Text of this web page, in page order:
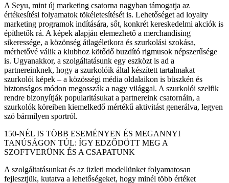
A Seyu, mint új marketing csatorna nagyban támogatja az
értékesítési folyamatok tökéletesítését is. Lehetőséget ad loyalty
marketing programok indítására, sőt, konkrét kereskedelmi akciók is
építhetők rá. A képek alapján elemezhető a merchandising
sikeressége, a közönség átlagéletkora és szurkolási szokása,
mérhetővé válik a klubhoz kötődő buzdító rigmusok népszerűsége
is. Ugyanakkor, a szolgáltatásunk egy eszközt is ad a
partnereinknek, hogy a szurkolóik által készített tartalmakat –
szurkolói képek – a közösségi média oldalaikon is büszkén és
biztonságos módon megosszák a nagy világgal. A szurkolói szelfik
rendre bizonyítják popularitásukat a partnereink csatornáin, a
szurkolók köreiben kiemelkedő mértékű aktivitást generálva, legyen
szó bármilyen sportról.
150-NÉL IS TÖBB ESEMÉNYEN ÉS MEGANNYI
TANÚSÁGON TÚL: ÍGY EDZŐDÖTT MEG A
SZOFTVERÜNK ÉS A CSAPATUNK
A szolgáltatásunkat és az üzleti modellünket folyamatosan
fejlesztjük, kutatva a lehetőségeket, hogy minél több értéket